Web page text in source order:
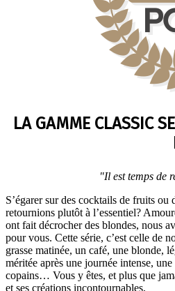
LA GAMME CLASSIC
"Il est temps de
S’égarer sur des cocktails de fruits ou
retournions plutôt à l’essentiel?
ont fait décrocher des blondes, nous
pour vous. Cette série, c’est celle de
grasse matinée, un café, une blonde,
méritée après une journée intense,
copains… Vous y êtes, et plus que
et ses créations incontournables.